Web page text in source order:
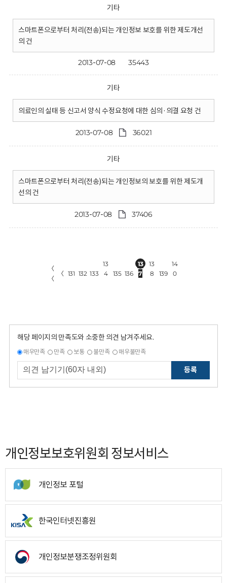
기타
스마트폰으로부터 처리(전송)되는 개인정보 보호를 위한 제도개선
의 건
2013-07-08 35443
기타
의료인의 실태 등 신고서 양식 수정요청에 대한 심의·의결 요청 건
2013-07-08 36021
기타
스마트폰으로부터 처리(전송)되는 개인정보의 보호를 위한 제도개
선의 건
2013-07-08 37406
〈
〈
〈 131 132 133
13
4
135 136
13
7
13
8
139
14
0
해당 페이지의 만족도와 소중한 의견 남겨주세요.
매우만족 만족 보통 불만족 매우불만족
등록
개인정보보호위원회 정보서비스
개인정보 포털
한국인터넷진흥원
개인정보분쟁조정위원회